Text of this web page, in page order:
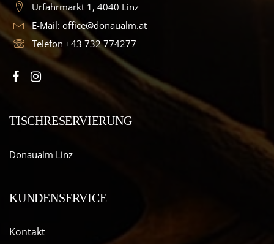
Urfahrmarkt 1, 4040 Linz
E-Mail: office@donaualm.at
Telefon +43 732 774277
TISCHRESERVIERUNG
Donaualm Linz
KUNDENSERVICE
Kontakt